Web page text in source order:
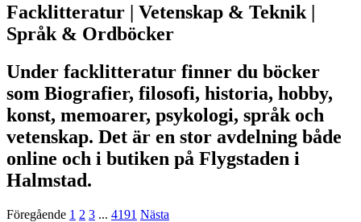
Facklitteratur | Vetenskap & Teknik |
Språk & Ordböcker
Under facklitteratur finner du böcker
som Biografier, filosofi, historia, hobby,
konst, memoarer, psykologi, språk och
vetenskap. Det är en stor avdelning både
online och i butiken på Flygstaden i
Halmstad.
Föregående 1 2 3 ... 4191 Nästa